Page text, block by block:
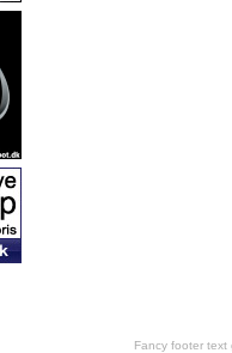
Fancy footer